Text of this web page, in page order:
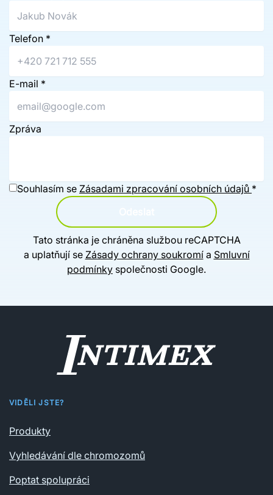
Telefon *
E-mail *
Zpráva
Souhlasím se Zásadami zpracování osobních údajů *
Tato stránka je chráněna službou reCAPTCHA
a uplatňují se Zásady ochrany soukromía Smluvní
podmínky společnosti Google.
VIDĚLI JSTE?
Produkty
Vyhledávání dle chromozomů
Poptat spolupráci